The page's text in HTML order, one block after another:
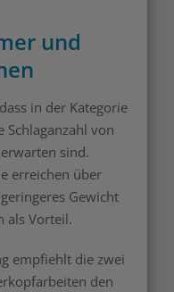
und
in der Kategorie
Schlaganzahl von
sind.
erreichen über
Gewicht
als Vorteil.
empfiehlt die zwei
den